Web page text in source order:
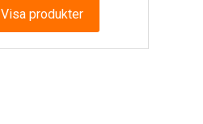
Visa produkter